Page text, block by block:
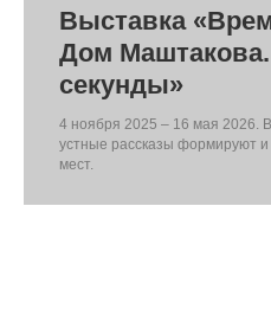
Выставка
Дом Маштакова.
секунды»
4 ноября 2025 – 16 мая 2026.
устные рассказы формируют
мест.